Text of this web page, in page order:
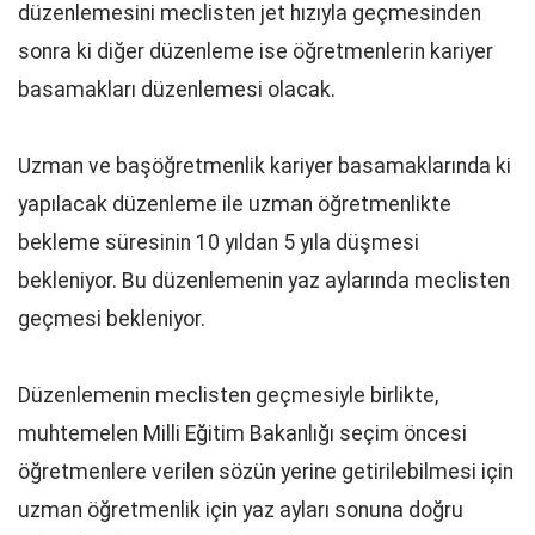
düzenlemesini meclisten jet hızıyla geçmesinden
sonra ki diğer düzenleme ise öğretmenlerin kariyer
basamakları düzenlemesi olacak.
Uzman ve başöğretmenlik kariyer basamaklarında ki
yapılacak düzenleme ile uzman öğretmenlikte
bekleme süresinin 10 yıldan 5 yıla düşmesi
bekleniyor. Bu düzenlemenin yaz aylarında meclisten
geçmesi bekleniyor.
Düzenlemenin meclisten geçmesiyle birlikte,
muhtemelen Milli Eğitim Bakanlığı seçim öncesi
öğretmenlere verilen sözün yerine getirilebilmesi için
uzman öğretmenlik için yaz ayları sonuna doğru